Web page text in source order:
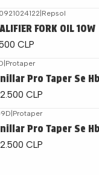
Repsol
FORK OIL 10W
CLP
Protaper
Pro Taper Se
CLP
Protaper
Pro Taper Se
CLP